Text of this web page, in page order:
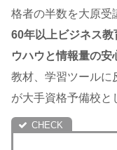
格者の半数を大原受
60年以上ビジネス
ウハウと情報量の安
教材、学習ツールに
が大手資格予備校と